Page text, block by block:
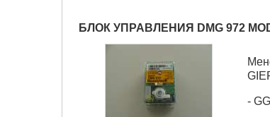
БЛОК УПРАВЛЕНИЯ DMG 972
-